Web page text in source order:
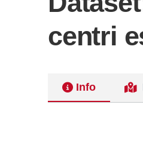
centri
Info